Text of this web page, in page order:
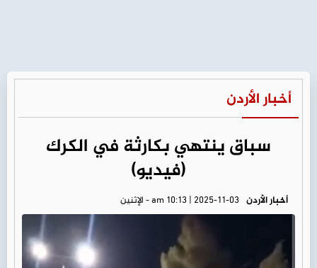
أخبار الأردن
سباق ينتهي بكارثة في الكرك
(فيديو)
أخبار الأردن am 10:13 | 2025-11-03 - الإثنين